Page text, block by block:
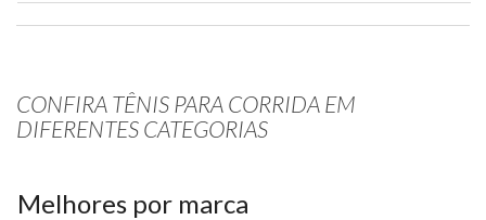
CONFIRA TÊNIS PARA CORRIDA EM
DIFERENTES CATEGORIAS
Melhores por marca